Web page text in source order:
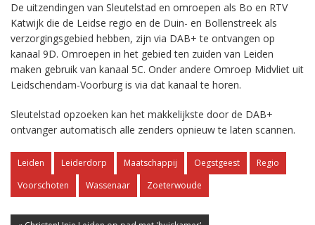
De uitzendingen van Sleutelstad en omroepen als Bo en RTV
Katwijk die de Leidse regio en de Duin- en Bollenstreek als
verzorgingsgebied hebben, zijn via DAB+ te ontvangen op
kanaal 9D. Omroepen in het gebied ten zuiden van Leiden
maken gebruik van kanaal 5C. Onder andere Omroep Midvliet uit
Leidschendam-Voorburg is via dat kanaal te horen.
Sleutelstad opzoeken kan het makkelijkste door de DAB+
ontvanger automatisch alle zenders opnieuw te laten scannen.
Leiden Leiderdorp Maatschappij Oegstgeest
Regio
Voorschoten
Wassenaar Zoeterwoude